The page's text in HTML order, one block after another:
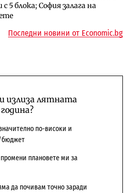
5 блока; София залага на
да се откажат
от Google
и отбранителен център в
Последни новини от Economic.bg
излиза лятната
по-високи и
бюджет
плановете ми за
да почивам точно заради